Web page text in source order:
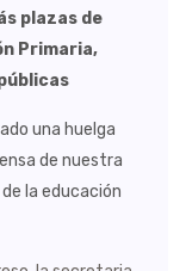
plazas de
Primaria,
una huelga
de nuestra
la educación